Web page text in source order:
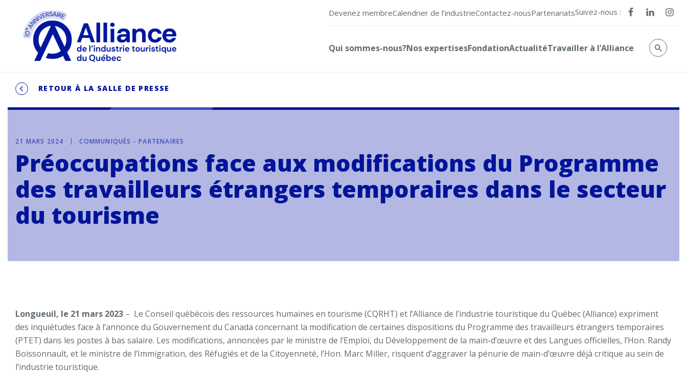
Devenez membreCalendrier de l’industrieContactez-nousPartenariatsSuivez-nous :
Qui sommes-nous?Nos expertisesFondationActualitéTravailler à l’Alliance
RETOUR À LA SALLE DE PRESSE
21 MARS 2024 COMMUNIQUÉS - PARTENAIRES
Préoccupations face aux modifications du Programme
des travailleurs étrangers temporaires dans le secteur
du tourisme
Longueuil, le 21 mars 2023 – Le Conseil québécois des ressources humaines en tourisme (CQRHT) et l’Alliance de l’industrie touristique du Québec (Alliance) expriment
des inquiétudes face à l’annonce du Gouvernement du Canada concernant la modification de certaines dispositions du Programme des travailleurs étrangers temporaires
(PTET) dans les postes à bas salaire. Les modifications, annoncées par le ministre de l’Emploi, du Développement de la main-d’œuvre et des Langues officielles, l’Hon. Randy
Boissonnault, et le ministre de l’Immigration, des Réfugiés et de la Citoyenneté, l’Hon. Marc Miller, risquent d’aggraver la pénurie de main-d’œuvre déjà critique au sein de
l’industrie touristique.